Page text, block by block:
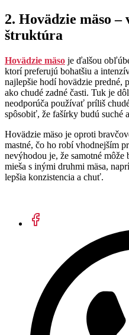
2. Hovädzie mäso
štruktúra
Hovädzie mäso je ďalšou
ktorí preferujú bohatšiu a
najlepšie hodí hovädzie predné,
ako chudé zadné časti. Tuk je
neodporúča používať príliš
spôsobiť, že fašírky budú suché
Hovädzie mäso je oproti
mastné, čo ho robí vhodnejším
nevýhodou je, že samotné
mieša s inými druhmi mäsa,
lepšia konzistencia a chuť.